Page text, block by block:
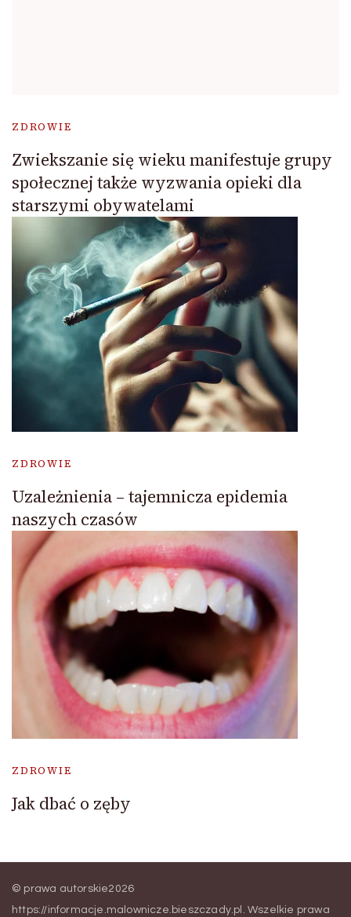
ZDROWIE
Zwiekszanie się wieku manifestuje grupy
społecznej także wyzwania opieki dla
starszymi obywatelami
ZDROWIE
Uzależnienia – tajemnicza epidemia
naszych czasów
ZDROWIE
Jak dbać o zęby
© prawa autorskie2026
https://informacje.malownicze.bieszczady.pl . Wszelkie prawa